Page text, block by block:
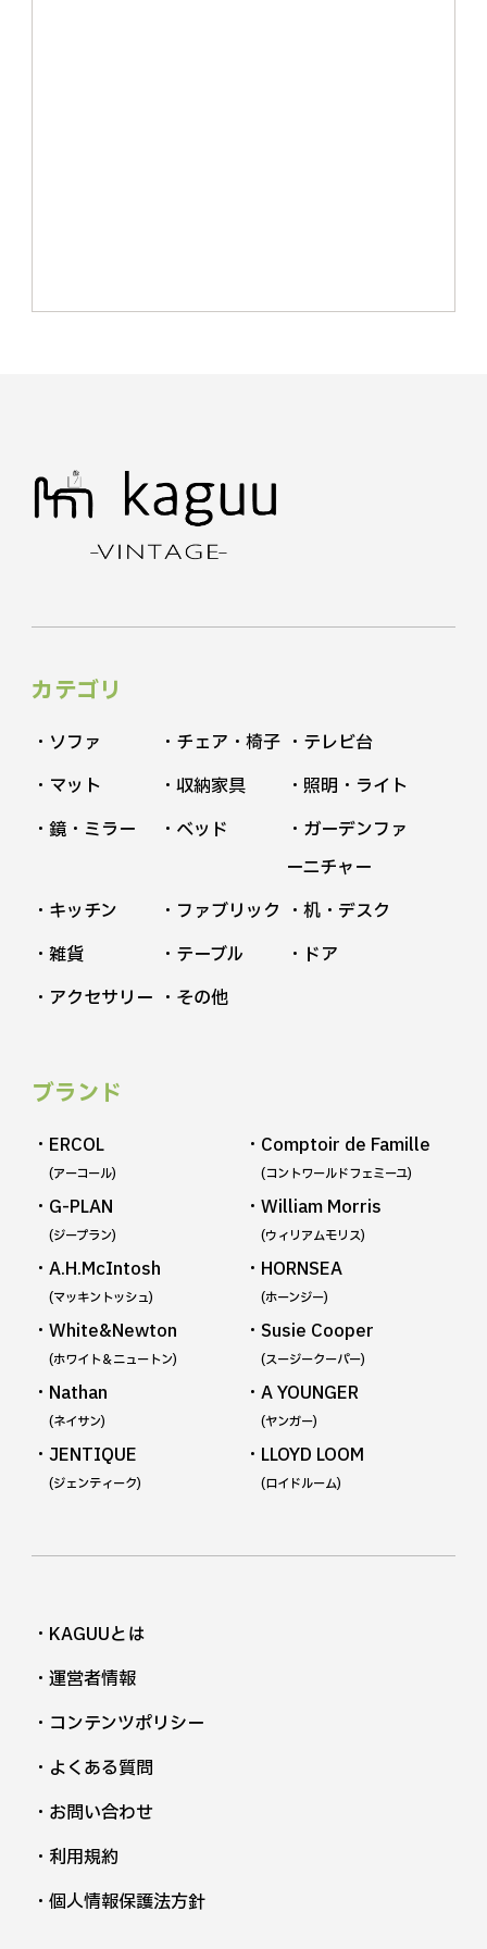
・KAGUUとは
・運営者情報
・コンテンツポリシー
・よくある質問
・お問い合わせ
・利用規約
・個人情報保護法方針
ブランド
・ERCOL
(アーコール)
・Comptoir de Famille
(コントワールドフェミーユ)
・G-PLAN
(ジープラン)
・William Morris
(ウィリアムモリス)
・A.H.McIntosh
(マッキントッシュ)
・HORNSEA
(ホーンジー)
・White&Newton
(ホワイト＆ニュートン)
・Susie Cooper
(スージークーパー)
・Nathan
(ネイサン)
・A YOUNGER
(ヤンガー)
・JENTIQUE
(ジェンティーク)
・LLOYD LOOM
(ロイドルーム)
カテゴリ
・ソファ ・チェア・椅子 ・テレビ台
・マット
・収納家具
・照明・ライト
・鏡・ミラー
・ベッド
・ガーデンファ
ーニチャー
・キッチン
・ファブリック ・机・デスク
・雑貨
・テーブル
・ドア
・アクセサリー ・その他